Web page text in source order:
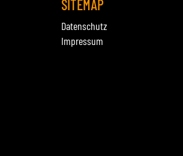
SITEMAP
Datenschutz
Impressum